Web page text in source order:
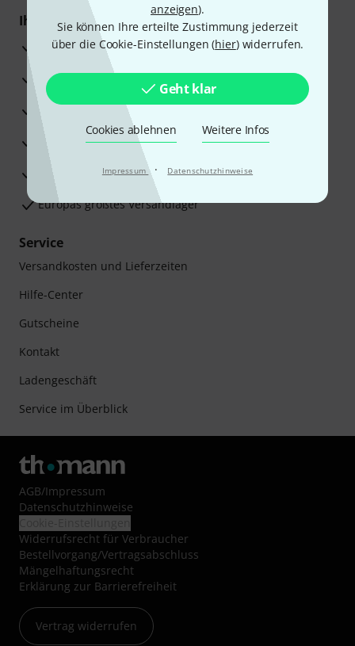
anzeigen).
Sie können Ihre erteilte Zustimmung jederzeit
über die Cookie-Einstellungen (hier) widerrufen.
Geht klar
Cookies ablehnen Weitere Infos
Impressum · Datenschutzhinweise
Ihre Vorteile
3 Jahre Thomann Garantie
30 Tage Money-Back-Garantie
Reparaturservice
Beratung durch Fachexperten
Zufriedenheitsgarantie
Europas größtes Versandlager
Service
Versandkosten und Lieferzeiten
Hilfe-Center
Gutscheine
Kontakt
Ladengeschäft
Service im Überblick
AGB/Impressum
Datenschutzhinweise
Widerrufsrecht für Verbraucher
Bestellvorgang/Vertragsabschluss
Mängelhaftungsrecht
Erklärung zur Barrierefreiheit
Vertrag widerrufen